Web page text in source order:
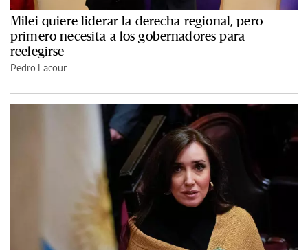
Milei quiere liderar la derecha regional, pero
primero necesita a los gobernadores para
reelegirse
Pedro Lacour